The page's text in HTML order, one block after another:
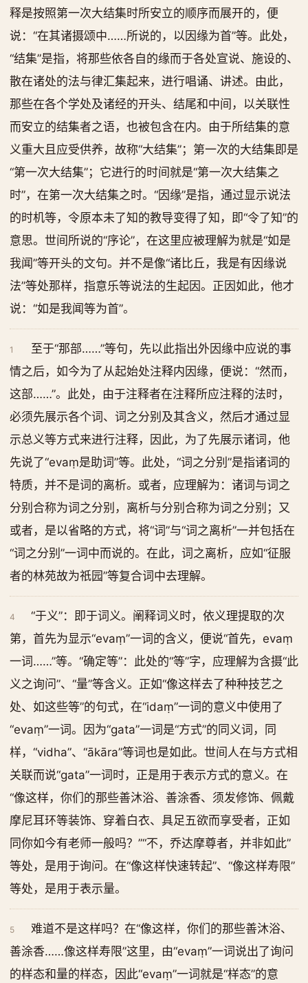
释是按照第一次大结集时所安立的顺序而展开的，便
说：“在其诸摄颂中……所说的，以因缘为首”等。此处，
“结集”是指，将那些依各自的缘而于各处宣说、施设的、
散在诸处的法与律汇集起来，进行唱诵、讲述。由此，
那些在各个学处及诸经的开头、结尾和中间，以关联性
而安立的结集者之语，也被包含在内。由于所结集的意
义重大且应受供养，故称“大结集”；第一次的大结集即是
“第一次大结集”；它进行的时间就是“第一次大结集之
时”，在第一次大结集之时。“因缘”是指，通过显示说法
的时机等，令原本未了知的教导变得了知，即“令了知”的
意思。世间所说的“序论”，在这里应被理解为就是“如是
我闻”等开头的文句。并不是像“诸比丘，我是有因缘说
法”等处那样，指意乐等说法的生起因。正因如此，他才
说：“如是我闻等为首”。
1
至于“那部……”等句，先以此指出外因缘中应说的事
情之后，如今为了从起始处注释内因缘，便说：“然而，
这部……”。此处，由于注释者在注释所应注释的法时，
必须先展示各个词、词之分别及其含义，然后才通过显
示总义等方式来进行注释，因此，为了先展示诸词，他
先说了“evaṃ是助词”等。此处，“词之分别”是指诸词的
特质，并不是词的离析。或者，应理解为：诸词与词之
分别合称为词之分别，离析与分别合称为词之分别；又
或者，是以省略的方式，将“词”与“词之离析”一并包括在
“词之分别”一词中而说的。在此，词之离析，应如“征服
者的林苑故为祇园”等复合词中去理解。
4
“于义”：即于词义。阐释词义时，依义理提取的次
第，首先为显示“evaṃ”一词的含义，便说“首先，evaṃ
一词……”等。“确定等”：此处的“等”字，应理解为含摄“此
义之询问”、“量”等含义。正如“像这样去了种种技艺之
处、如这些等”的句式，在“idaṃ”一词的意义中使用了
“evaṃ”一词。因为“gata”一词是“方式”的同义词，同
样，“vidha”、“ākāra”等词也是如此。世间人在与方式相
关联而说“gata”一词时，正是用于表示方式的意义。在
“像这样，你们的那些善沐浴、善涂香、须发修饰、佩戴
摩尼耳环等装饰、穿着白衣、具足五欲而享受者，正如
同你如今有老师一般吗？”“不，乔达摩尊者，并非如此”
等处，是用于询问。在“像这样快速转起”、“像这样寿限”
等处，是用于表示量。
5
难道不是这样吗？在“像这样，你们的那些善沐浴、
善涂香……像这样寿限”这里，由“evaṃ”一词说出了询问
的样态和量的样态，因此“evaṃ”一词就是“样态”的意